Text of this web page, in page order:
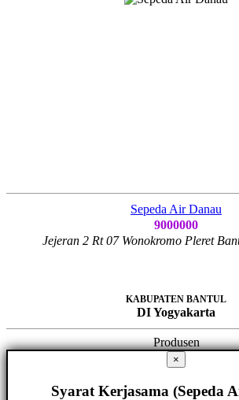
Sepeda Air Danau
9000000
Jejeran 2 Rt 07 Wonokromo Pleret
KABUPATEN BANTUL
DI Yogyakarta
Produsen
×
Syarat Kerjasama (Sepeda